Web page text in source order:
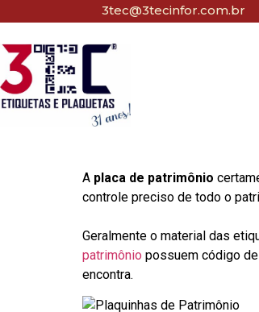
3tec@3tecinfor.com.br
A placa de patrimônio
controle preciso de todo o
Geralmente o material das
patrimônio possuem código
encontra.